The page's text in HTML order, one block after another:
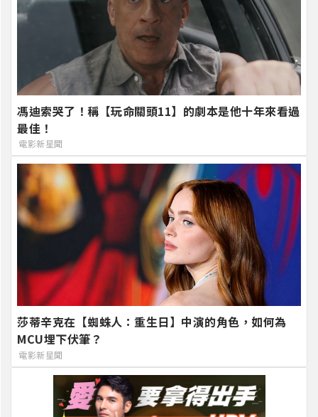
馮迪索哭了！稱【玩命關頭11】的劇本是他十年來看過
最佳！
電影新星聞
莎蒂辛克在【蜘蛛人：重生日】中演的角色，如何為
MCU埋下伏筆？
電影新星聞